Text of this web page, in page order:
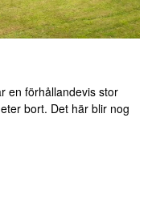
en förhållandevis stor
bort. Det här blir nog